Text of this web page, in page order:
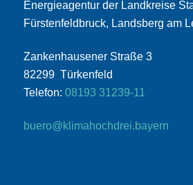
Energieagentur der Landkreise
Fürstenfeldbruck, Landsberg am
Zankenhausener Straße 3
82299 Türkenfeld
Telefon: 08193 31239-11
buero@klimahochdrei.bayern